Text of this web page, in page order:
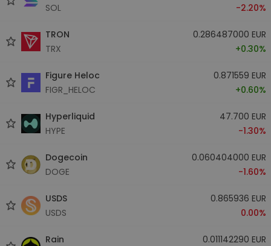
SOL
-2.20%
TRON
TRX
0.286487000 EUR
+0.30%
Figure Heloc
FIGR_HELOC
0.871559 EUR
+0.60%
Hyperliquid
HYPE
47.700 EUR
-1.30%
Dogecoin
DOGE
0.060404000 EUR
-1.60%
USDS
USDS
0.865936 EUR
0.00%
Rain 0.011142290 EUR